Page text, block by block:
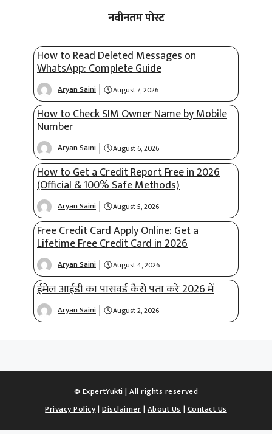
नवीनतम पोस्ट
How to Read Deleted Messages on
WhatsApp: Complete Guide
Aryan Saini August 7, 2026
How to Check SIM Owner Name by Mobile
Number
Aryan Saini August 6, 2026
How to Get a Credit Report Free in 2026
(Official & 100% Safe Methods)
Aryan Saini August 5, 2026
Free Credit Card Apply Online: Get a
Lifetime Free Credit Card in 2026
Aryan Saini August 4, 2026
ईमेल आईडी का पासवर्ड कैसे पता करें 2026 में
Aryan Saini August 2, 2026
© ExpertYukti | All rights reserved
Privacy Policy|Disclaimer|About Us|Contact Us